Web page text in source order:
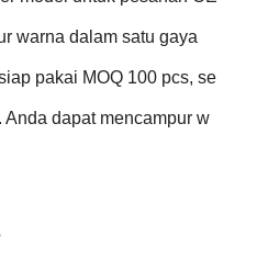
warna dalam satu gaya
pakai MOQ 100 pcs, se
dapat mencampur w